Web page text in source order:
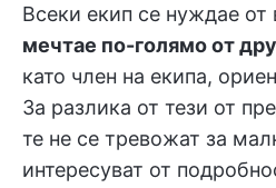
Всеки екип се нуждае от
мечтае по-голямо от
като член на екипа,
За разлика от тези от
те не се тревожат за
интересуват от